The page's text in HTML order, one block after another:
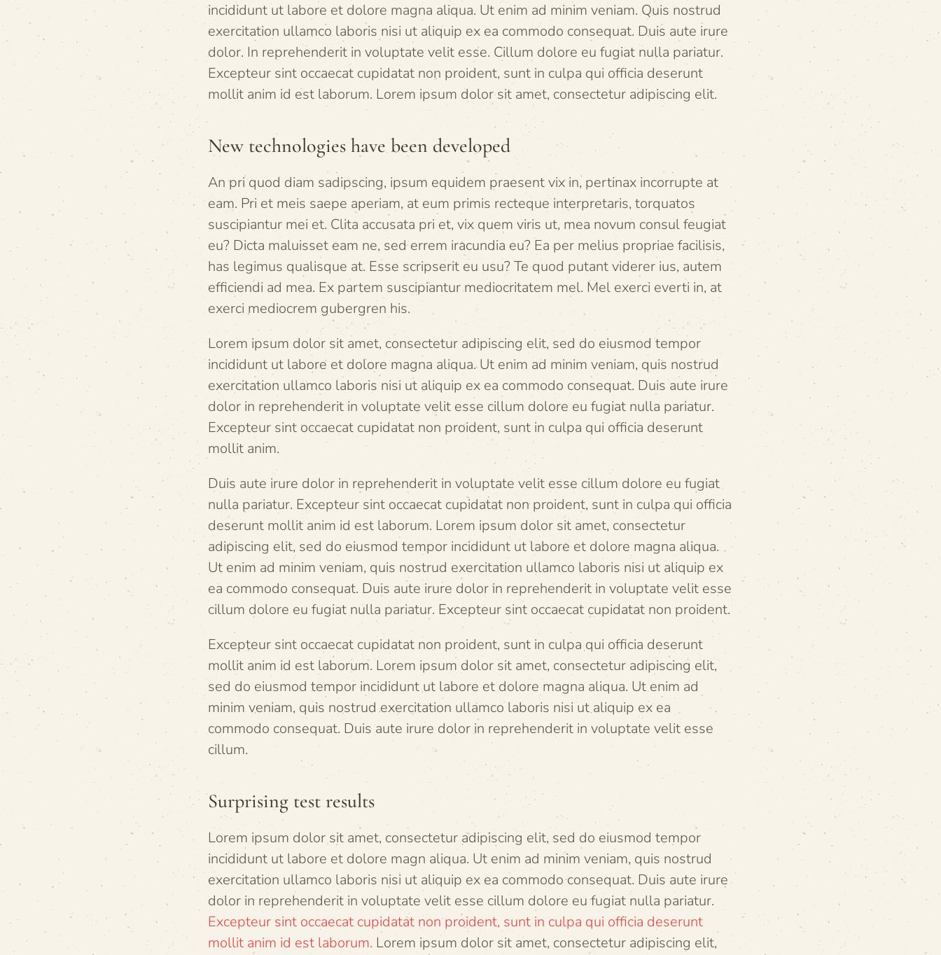
incididunt ut labore et dolore magna aliqua. Ut enim ad minim veniam. Quis nostrud
exercitation ullamco laboris nisi ut aliquip ex ea commodo consequat. Duis aute irure
dolor. In reprehenderit in voluptate velit esse. Cillum dolore eu fugiat nulla pariatur.
Excepteur sint occaecat cupidatat non proident, sunt in culpa qui officia deserunt
mollit anim id est laborum. Lorem ipsum dolor sit amet, consectetur adipiscing elit.
New technologies have been developed
An pri quod diam sadipscing, ipsum equidem praesent vix in, pertinax incorrupte at
eam. Pri et meis saepe aperiam, at eum primis recteque interpretaris, torquatos
suscipiantur mei et. Clita accusata pri et, vix quem viris ut, mea novum consul feugiat
eu? Dicta maluisset eam ne, sed errem iracundia eu? Ea per melius propriae facilisis,
has legimus qualisque at. Esse scripserit eu usu? Te quod putant viderer ius, autem
efficiendi ad mea. Ex partem suscipiantur mediocritatem mel. Mel exerci everti in, at
exerci mediocrem gubergren his.
Lorem ipsum dolor sit amet, consectetur adipiscing elit, sed do eiusmod tempor
incididunt ut labore et dolore magna aliqua. Ut enim ad minim veniam, quis nostrud
exercitation ullamco laboris nisi ut aliquip ex ea commodo consequat. Duis aute irure
dolor in reprehenderit in voluptate velit esse cillum dolore eu fugiat nulla pariatur.
Excepteur sint occaecat cupidatat non proident, sunt in culpa qui officia deserunt
mollit anim.
Duis aute irure dolor in reprehenderit in voluptate velit esse cillum dolore eu fugiat
nulla pariatur. Excepteur sint occaecat cupidatat non proident, sunt in culpa qui officia
deserunt mollit anim id est laborum. Lorem ipsum dolor sit amet, consectetur
adipiscing elit, sed do eiusmod tempor incididunt ut labore et dolore magna aliqua.
Ut enim ad minim veniam, quis nostrud exercitation ullamco laboris nisi ut aliquip ex
ea commodo consequat. Duis aute irure dolor in reprehenderit in voluptate velit esse
cillum dolore eu fugiat nulla pariatur. Excepteur sint occaecat cupidatat non proident.
Excepteur sint occaecat cupidatat non proident, sunt in culpa qui officia deserunt
mollit anim id est laborum. Lorem ipsum dolor sit amet, consectetur adipiscing elit,
sed do eiusmod tempor incididunt ut labore et dolore magna aliqua. Ut enim ad
minim veniam, quis nostrud exercitation ullamco laboris nisi ut aliquip ex ea
commodo consequat. Duis aute irure dolor in reprehenderit in voluptate velit esse
cillum.
Surprising test results
Lorem ipsum dolor sit amet, consectetur adipiscing elit, sed do eiusmod tempor
incididunt ut labore et dolore magn aliqua. Ut enim ad minim veniam, quis nostrud
exercitation ullamco laboris nisi ut aliquip ex ea commodo consequat. Duis aute irure
dolor in reprehenderit in voluptate velit esse cillum dolore eu fugiat nulla pariatur.
Excepteur sint occaecat cupidatat non proident, sunt in culpa qui officia deserunt
mollit anim id est laborum. Lorem ipsum dolor sit amet, consectetur adipiscing elit,